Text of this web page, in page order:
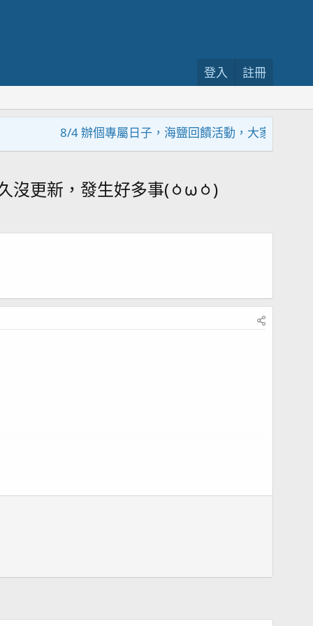
登入 註冊
8/4 辦個專屬日子，海鹽回饋活動，大家趕緊來參加
沒更新，發生好多事(⁠ㆁ⁠ω⁠ㆁ⁠)